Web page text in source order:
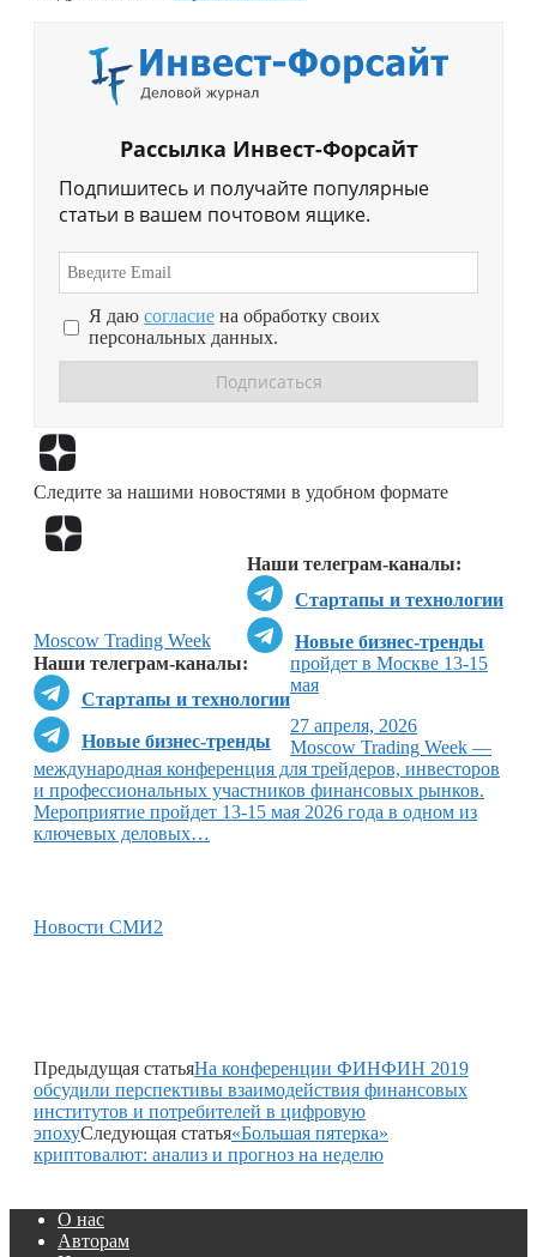
Рассылка Инвест-Форсайт
Подпишитесь и получайте популярные
статьи в вашем почтовом ящике.
Я даю согласие на обработку своих
персональных данных.
Следите за нашими новостями в удобном формате
Наши телеграм-каналы:
Стартапы и технологии
Новые бизнес-тренды
Наши телеграм-каналы:
Стартапы и технологии
Новые бизнес-тренды
Moscow Trading Week
пройдет в Москве 13-15
мая
27 апреля, 2026
Moscow Trading Week —
международная конференция для трейдеров, инвесторов
и профессиональных участников финансовых рынков.
Мероприятие пройдет 13-15 мая 2026 года в одном из
ключевых деловых…
Новости СМИ2
Предыдущая статьяНа конференции ФИНФИН 2019
обсудили перспективы взаимодействия финансовых
институтов и потребителей в цифровую
эпохуСледующая статья«Большая пятерка»
криптовалют: анализ и прогноз на неделю
О нас
Авторам